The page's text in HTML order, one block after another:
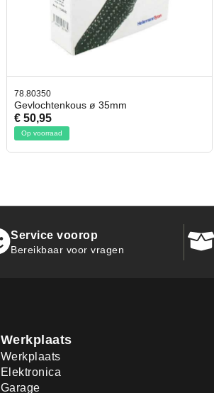
42.59551
Bit- en Doppenset 19 Delig Incl. Ratel
€ 19,95
Op voorraad
Service voorop
Bereikbaar voor vragen
Werkplaats
Werkplaats
Elektronica
Garage